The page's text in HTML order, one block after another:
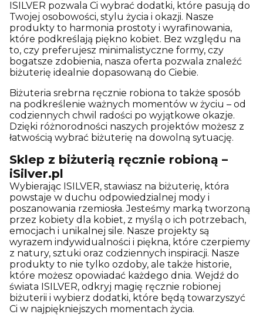
ISILVER pozwala Ci wybrać dodatki, które pasują do
Twojej osobowości, stylu życia i okazji. Nasze
produkty to harmonia prostoty i wyrafinowania,
które podkreślają piękno kobiet. Bez względu na
to, czy preferujesz minimalistyczne formy, czy
bogatsze zdobienia, nasza oferta pozwala znaleźć
biżuterię idealnie dopasowaną do Ciebie.
Biżuteria srebrna ręcznie robiona to także sposób
na podkreślenie ważnych momentów w życiu – od
codziennych chwil radości po wyjątkowe okazje.
Dzięki różnorodności naszych projektów możesz z
łatwością wybrać biżuterię na dowolną sytuację.
Sklep z biżuterią ręcznie robioną –
iSilver.pl
Wybierając ISILVER, stawiasz na biżuterię, która
powstaje w duchu odpowiedzialnej mody i
poszanowania rzemiosła. Jesteśmy marką tworzoną
przez kobiety dla kobiet, z myślą o ich potrzebach,
emocjach i unikalnej sile. Nasze projekty są
wyrazem indywidualności i piękna, które czerpiemy
z natury, sztuki oraz codziennych inspiracji. Nasze
produkty to nie tylko ozdoby, ale także historie,
które możesz opowiadać każdego dnia. Wejdź do
świata ISILVER, odkryj magię ręcznie robionej
biżuterii i wybierz dodatki, które będą towarzyszyć
Ci w najpiękniejszych momentach życia.